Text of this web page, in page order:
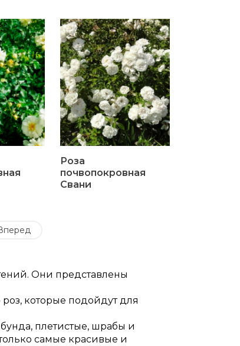
Роза
почвопокровная
Свани
Они представлены
которые подойдут для
плетистые, шрабы и
самые красивые и